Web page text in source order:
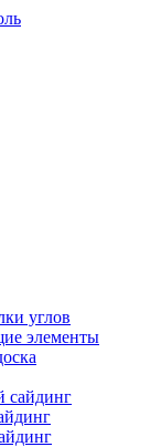
углов
элементы
сайдинг